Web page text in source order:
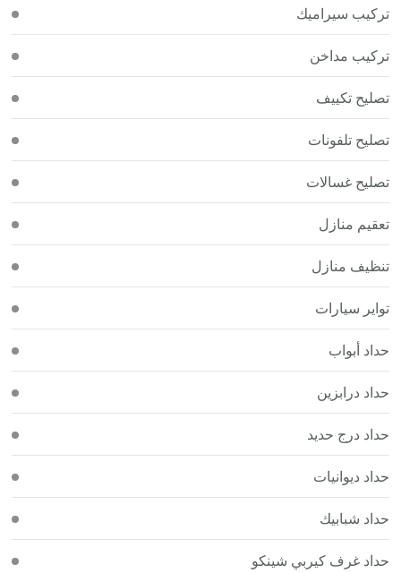
تركيب سيراميك
تركيب مداخن
تصليح تكييف
تصليح تلفونات
تصليح غسالات
تعقيم منازل
تنظيف منازل
تواير سيارات
حداد أبواب
حداد درابزين
حداد درج حديد
حداد ديوانيات
حداد شبابيك
حداد غرف كيربي شينكو